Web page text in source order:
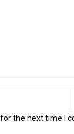
the next time I